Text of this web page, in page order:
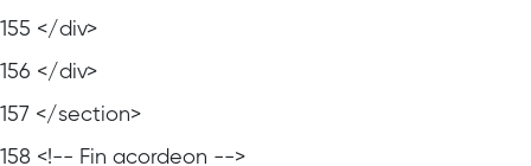
155 </div>
156 </div>
157 </section>
158 <!-- Fin acordeon -->